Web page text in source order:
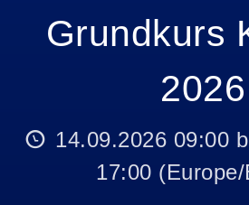
Grundkurs
2026
14.09.2026 09:00
17:00 (